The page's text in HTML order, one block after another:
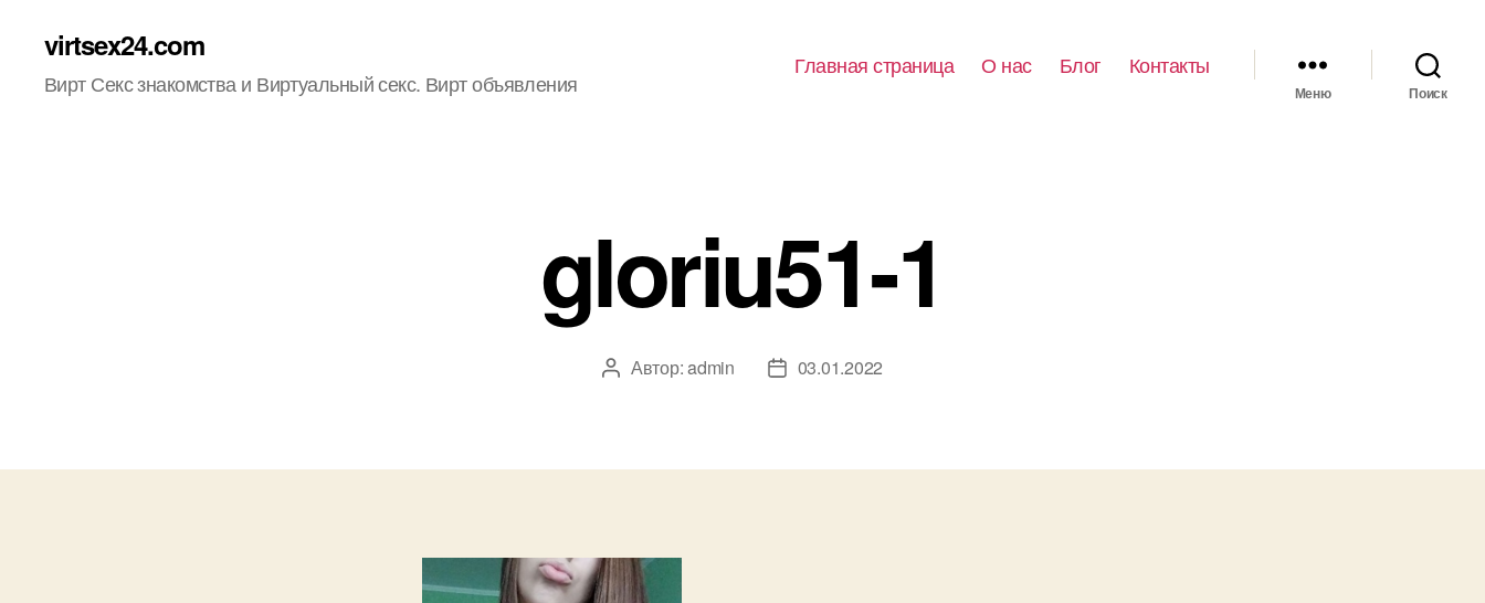
virtsex24.com
Вирт Секс знакомства и Виртуальный секс. Вирт объявления
Главная страница О нас Блог Контакты
Меню Поиск
gloriu51-1
Автор
Автор:admin
Дата03.01.2022